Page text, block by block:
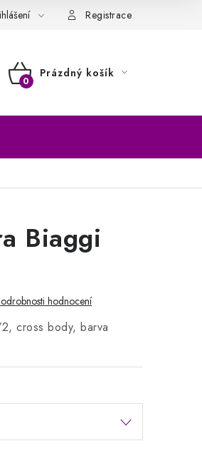
Registrace
NÁKUPNÍ
Prázdný košík
Biaggi
hodnocení
cross body, barva